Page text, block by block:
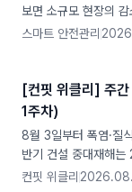
보면 소규모 현장의
사각지대를 짚었습니다.
스마트 안전관리
[컨핏 위클리] 주
1주차)
8월 3일부터 폭염·질
반기 건설 중대재해
사각지대입니다.
컨핏 위클리